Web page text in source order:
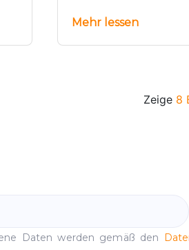
Mehr lessen
Zeige 8
Daten werden gemäß den